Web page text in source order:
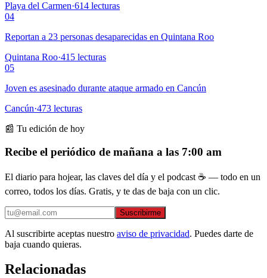
Playa del Carmen·614 lecturas
04
Reportan a 23 personas desaparecidas en Quintana Roo
Quintana Roo·415 lecturas
05
Joven es asesinado durante ataque armado en Cancún
Cancún·473 lecturas
📰 Tu edición de hoy
Recibe el periódico de mañana a las 7:00 am
El diario para hojear, las claves del día y el podcast ☕ — todo en un
correo, todos los días. Gratis, y te das de baja con un clic.
Suscribirme
Al suscribirte aceptas nuestro aviso de privacidad. Puedes darte de
baja cuando quieras.
Relacionadas